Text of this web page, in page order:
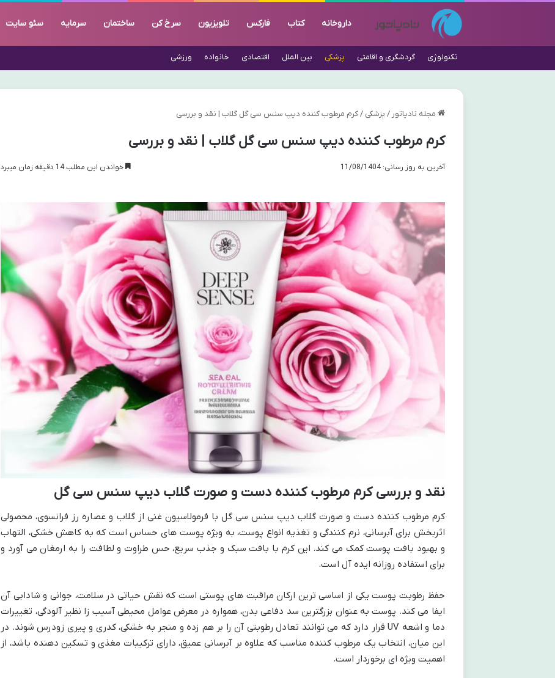
داروخانه کتاب فارکس تلویزیون سرخ کن ساختمان سرمایه سئو سایت
تکنولوژی گردشگری و اقامتی پزشکی بین الملل اقتصادی خانواده ورزشی
مجله نادیاتور / پزشکی / کرم مرطوب کننده دیپ سنس سی گل گلاب | نقد و بررسی
کرم مرطوب کننده دیپ سنس سی گل گلاب | نقد و بررسی
آخرین به روز رسانی: 11/08/1404 خواندن این مطلب 14 دقیقه زمان میبرد
نقد و بررسی کرم مرطوب کننده دست و صورت گلاب دیپ سنس سی گل
کرم مرطوب کننده دست و صورت گلاب دیپ سنس سی گل با فرمولاسیون غنی از گلاب و عصاره رز فرانسوی، محصولی
اثربخش برای آبرسانی، نرم کنندگی و تغذیه انواع پوست، به ویژه پوست های حساس است که به کاهش خشکی، التهاب
و بهبود بافت پوست کمک می کند. این کرم با بافت سبک و جذب سریع، حس طراوت و لطافت را به ارمغان می آورد و
برای استفاده روزانه ایده آل است.
حفظ رطوبت پوست یکی از اساسی ترین ارکان مراقبت های پوستی است که نقش حیاتی در سلامت، جوانی و شادابی آن
ایفا می کند. پوست به عنوان بزرگترین سد دفاعی بدن، همواره در معرض عوامل محیطی آسیب زا نظیر آلودگی، تغییرات
دما و اشعه UV قرار دارد که می توانند تعادل رطوبتی آن را بر هم زده و منجر به خشکی، کدری و پیری زودرس شوند. در
این میان، انتخاب یک مرطوب کننده مناسب که علاوه بر آبرسانی عمیق، دارای ترکیبات مغذی و تسکین دهنده باشد، از
اهمیت ویژه ای برخوردار است.